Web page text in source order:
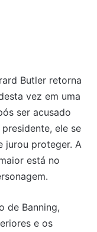
Butler retorna
vez em uma
ser acusado
ele se
jurou proteger. A
está no
de Banning,
e os